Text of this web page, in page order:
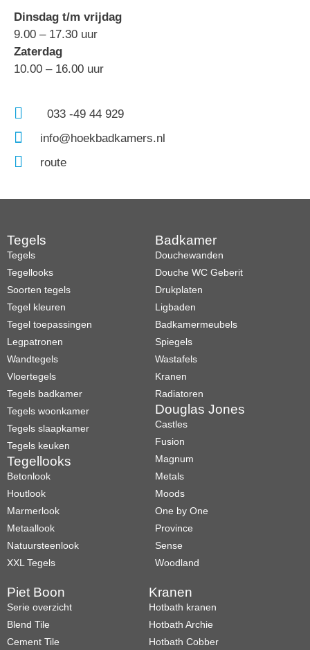
Dinsdag t/m vrijdag
9.00 – 17.30 uur
Zaterdag
10.00 – 16.00 uur
033 -49 44 929
info@hoekbadkamers.nl
route
Tegels
Tegels
Tegellooks
Soorten tegels
Tegel kleuren
Tegel toepassingen
Legpatronen
Wandtegels
Vloertegels
Tegels badkamer
Tegels woonkamer
Tegels slaapkamer
Tegels keuken
Tegellooks
Betonlook
Houtlook
Marmerlook
Metaallook
Natuursteenlook
XXL Tegels
Badkamer
Douchewanden
Douche WC Geberit
Drukplaten
Ligbaden
Badkamermeubels
Spiegels
Wastafels
Kranen
Radiatoren
Douglas Jones
Castles
Fusion
Magnum
Metals
Moods
One by One
Province
Sense
Woodland
Piet Boon
Serie overzicht
Blend Tile
Cement Tile
Kranen
Hotbath kranen
Hotbath Archie
Hotbath Cobber